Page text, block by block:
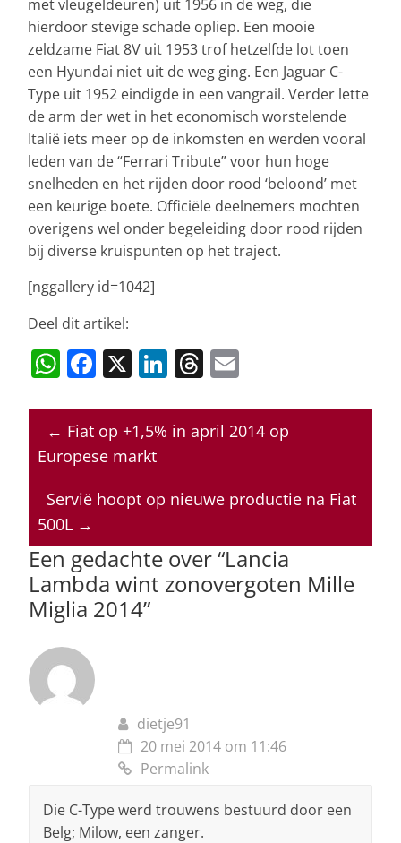
met vleugeldeuren) uit 1956 in de weg, die
hierdoor stevige schade opliep. Een mooie
zeldzame Fiat 8V uit 1953 trof hetzelfde lot toen
een Hyundai niet uit de weg ging. Een Jaguar C-
Type uit 1952 eindigde in een vangrail. Verder lette
de arm der wet in het economisch worstelende
Italië iets meer op de inkomsten en werden vooral
leden van de “Ferrari Tribute” voor hun hoge
snelheden en het rijden door rood ‘beloond’ met
een keurige boete. Officiële deelnemers mochten
overigens wel onder begeleiding door rood rijden
bij diverse kruispunten op het traject.
[nggallery id=1042]
Deel dit artikel:
W
at
s
A
p
p
F
c
e
o
o
k
X Li
k
e
n
T
re
a
s
ai
l
← Fiat op +1,5% in april 2014 op
Europese markt
Servië hoopt op nieuwe productie na Fiat
500L →
Een gedachte over “Lancia
Lambda wint zonovergoten Mille
Miglia 2014”
dietje91
20 mei 2014 om 11:46
Permalink
Die C-Type werd trouwens bestuurd door een
Belg; Milow, een zanger.